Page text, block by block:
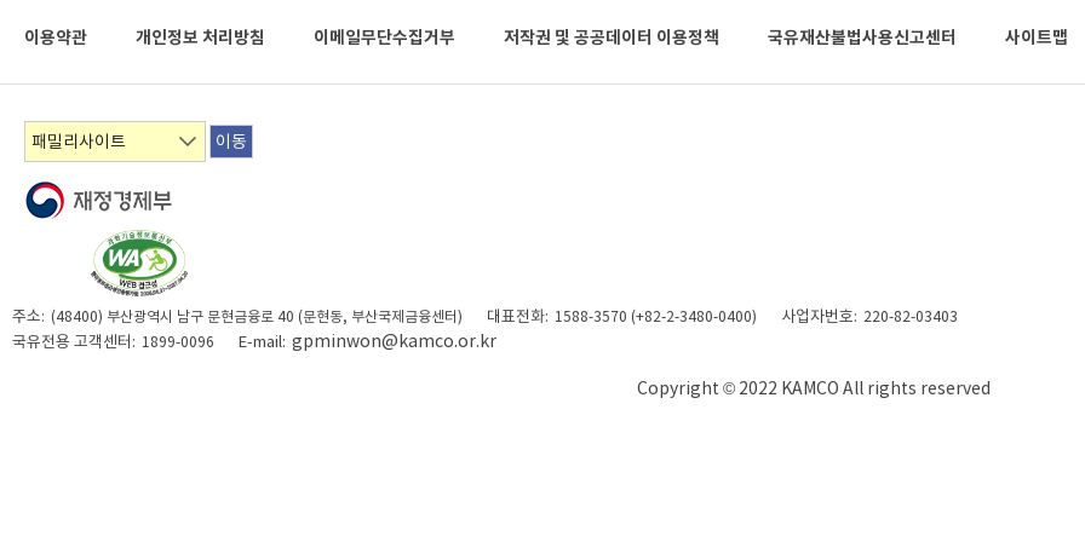
이용약관 개인정보 처리방침 이메일무단수집거부 저작권 및 공공데이터 이용정책 국유재산불법사용신고센터 사이트맵
이동
주소: (48400) 부산광역시 남구 문현금융로 40 (문현동, 부산국제금융센터) 대표전화: 1588-3570 (+82-2-3480-0400) 사업자번호: 220-82-03403
국유전용 고객센터: 1899-0096 E-mail: gpminwon@kamco.or.kr
Copyright © 2022 KAMCO All rights reserved